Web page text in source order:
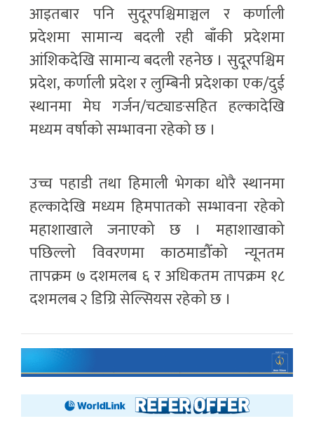
आइतबार पनि सुदूरपश्चिमाञ्चल र कर्णाली
प्रदेशमा सामान्य बदली रही बाँकी प्रदेशमा
आंशिकदेखि सामान्य बदली रहनेछ । सुदूरपश्चिम
प्रदेश, कर्णाली प्रदेश र लुम्बिनी प्रदेशका एक/दुई
स्थानमा मेघ गर्जन/चट्याङसहित हल्कादेखि
मध्यम वर्षाको सम्भावना रहेको छ ।
उच्च पहाडी तथा हिमाली भेगका थोरै स्थानमा
हल्कादेखि मध्यम हिमपातको सम्भावना रहेको
महाशाखाले जनाएको छ । महाशाखाको
पछिल्लो विवरणमा काठमाडौँको न्यूनतम
तापक्रम ७ दशमलब ६ र अधिकतम तापक्रम १८
दशमलब २ डिग्रि सेल्सियस रहेको छ ।